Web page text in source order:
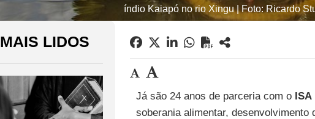
índio Kaiapó no rio Xingu | Foto: Ricardo
MAIS LIDOS
Já são 24 anos de parceria com o ISA
soberania alimentar,